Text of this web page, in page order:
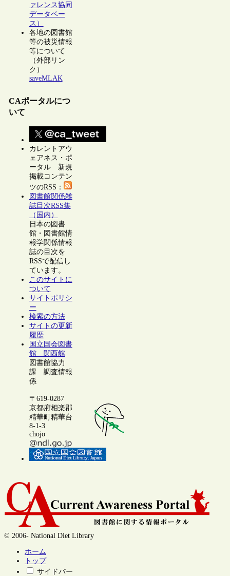
ァレンス協同
データベー
ス）
各地の図書館
等の被災情報
等について
（外部リン
ク）
saveMLAK
CAポータルにつ
いて
カレントアウ
ェアネス・ポ
ータル 新規
掲載コンテン
ツのRSS：
図書館関係雑
誌目次RSS集
（国内）
日本の図書
館・図書館情
報学関係情報
誌の目次を
RSSで配信し
ています。
このサイトに
ついて
サイトポリシ
ー
検索の方法
サイトの更新
履歴
国立国会図書
館 関西館
図書館協力
課 調査情報
係
〒619-0287
京都府相楽郡
精華町精華台
8-1-3
chojo
© 2006- National Diet Library
ホーム
トップ
サイドバー